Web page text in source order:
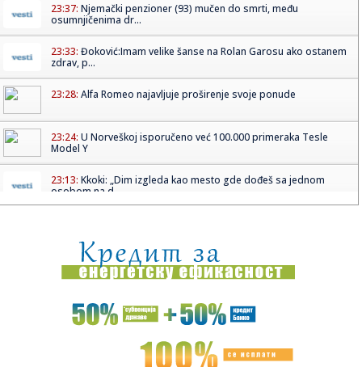
23:37: Njemački penzioner (93) mučen do smrti, među
osumnjičenima dr...
23:33: Đoković:Imam velike šanse na Rolan Garosu ako ostanem
zdrav, p...
23:28: Alfa Romeo najavljuje proširenje svoje ponude
23:24: U Norveškoj isporučeno već 100.000 primeraka Tesle
Model Y
23:13: Kkoki: „Dim izgleda kao mesto gde dođeš sa jednom
osobom na d...
22:59:Luka Koper povećala dobit za 25 odsto uprkos globalnim
krizama
22:59:Real Madrid savladao Valensiju za plasman u finale
Evrolige
Bolest "deset ljekara": Miješaju je s drugima zbog sličnih